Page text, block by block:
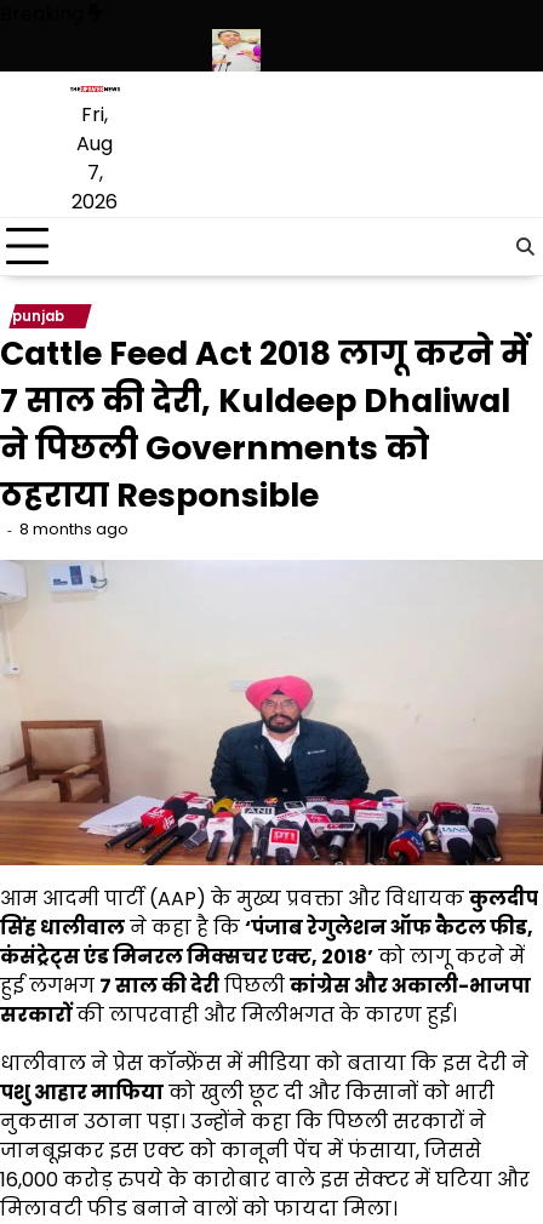
content
Fri,
Aug
7,
2026
punjab
Cattle Feed Act 2018 लागू करने में
7 साल की देरी, Kuldeep Dhaliwal
ने पिछली Governments को
ठहराया Responsible
8 months ago
आम आदमी पार्टी (AAP) के मुख्य प्रवक्ता और विधायककुलदीप
सिंह धालीवालने कहा है कि‘पंजाब रेगुलेशन ऑफ कैटल फीड,
कंसंट्रेट्स एंड मिनरल मिक्सचर एक्ट, 2018’को लागू करने में
हुई लगभग 7साल की देरीपिछलीकांग्रेस और अकाली-भाजपा
सरकारोंकी लापरवाही और मिलीभगत के कारण हुई।
धालीवाल ने प्रेस कॉन्फ्रेंस में मीडिया को बताया कि इस देरी ने
पशु आहार माफियाको खुली छूट दी और किसानों को भारी
नुकसान उठाना पड़ा। उन्होंने कहा कि पिछली सरकारों ने
जानबूझकर इस एक्ट को कानूनी पेंच में फंसाया, जिससे
16,000 करोड़ रुपये के कारोबार वाले इस सेक्टर में घटिया और
मिलावटी फीड बनाने वालों को फायदा मिला।